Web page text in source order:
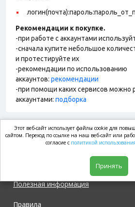
Рекомендации к покупке.
-при работе с аккаунтами
-сначала купите небольшое
и протестируйте их
-рекомендации по использованию
аккаунтов: рекомендации
-при помощи каких сервисов можно
аккаунтами: подборка
market.com
Полезная информация
Правила
Этот веб-сайт использует файлы cookie для
сайтом. Переход по ссылке на наш веб-сайт или
согласие с политикой
Принять